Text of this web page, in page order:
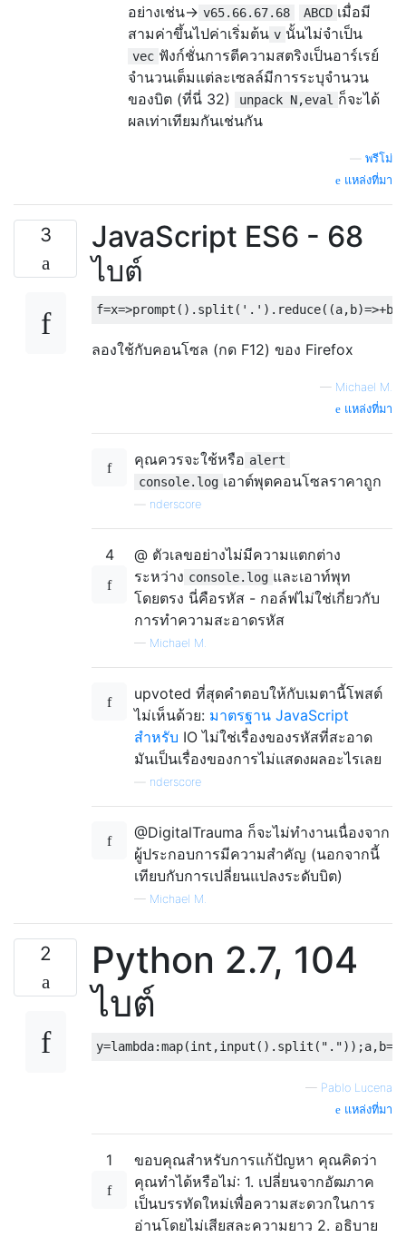
อย่างเช่น→ v65.66.67.68 ABCD เมื่อมี
สามค่าขึ้นไปค่าเริ่มต้น v นั้นไม่จำเป็น
vec ฟังก์ชั่นการตีความสตริงเป็นอาร์เรย์
จำนวนเต็มแต่ละเซลล์มีการระบุจำนวน
ของบิต (ที่นี่ 32)
unpack N,eval ก็จะได้
ผลเท่าเทียมกันเช่นกัน
พรีโม่
แหล่งที่มา
3
JavaScript ES6 - 68
ไบต์
f=x=>prompt (). split ( '.' ). reduce((a, b)=>+b
ลองใช้กับคอนโซล (กด F12) ของ Firefox
— Michael M.
แหล่งที่มา
คุณควรจะใช้หรือ alert
console.log เอาต์พุตคอนโซลราคาถูก
nderscore
4
@ ตัวเลขอย่างไม่มีความแตกต่าง
ระหว่าง console.log และเอาท์พุท
โดยตรง นี่คือรหัส - กอล์ฟไม่ใช่เกี่ยวกับ
การทำความสะอาดรหัส
— Michael M.
upvoted ที่สุดคำตอบให้กับเมตานี้โพสต์
ไม่เห็นด้วย: มาตรฐาน JavaScript
สำหรับ IO ไม่ใช่เรื่องของรหัสที่สะอาด
มันเป็นเรื่องของการไม่แสดงผลอะไรเลย
nderscore
@DigitalTrauma ก็จะไม่ทำงานเนื่องจาก
ผู้ประกอบการมีความสำคัญ (นอกจากนี้
เทียบกับการเปลี่ยนแปลงระดับบิต)
— Michael M.
2
Python 2.7, 104
ไบต์
— Pablo Lucena
แหล่งที่มา
1
ขอบคุณสำหรับการแก้ปัญหา คุณคิดว่า
คุณทำได้หรือไม่: 1. เปลี่ยนจากอัฒภาค
เป็นบรรทัดใหม่เพื่อความสะดวกในการ
อ่านโดยไม่เสียสละความยาว 2. อธิบาย